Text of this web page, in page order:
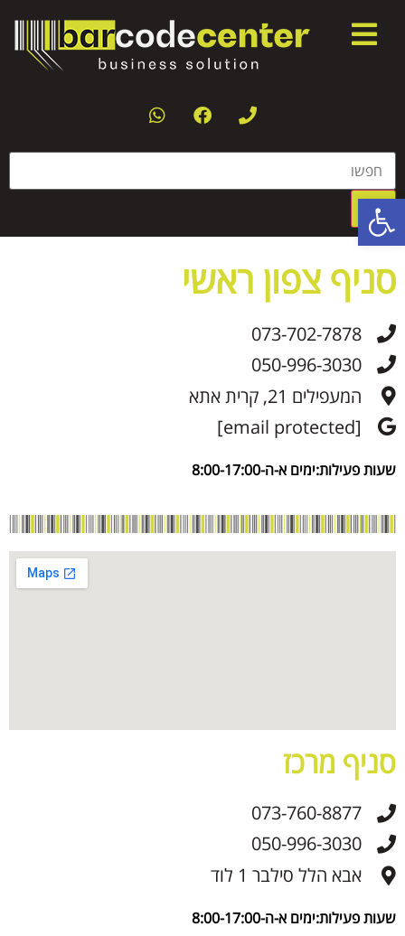
סניף צפון ראשי
073-702-7878
050-996-3030
המעפילים 21, קרית אתא
[email protected]
שעות פעילות:ימים א-ה-8:00-17:00
סניף מרכז
073-760-8877
050-996-3030
אבא הלל סילבר 1 לוד
שעות פעילות:ימים א-ה-8:00-17:00
פתח סרגל נגישות